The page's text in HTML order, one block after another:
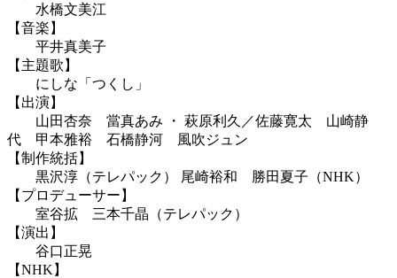
水橋文美江
【音楽】
平井真美子
【主題歌】
にしな「つくし」
【出演】
山田杏奈 當真あみ ・ 萩原利久／佐藤寛太 山崎静
代 甲本雅裕 石橋静河 風吹ジュン
【制作統括】
黒沢淳（テレパック） 尾崎裕和 勝田夏子（NHK）
【プロデューサー】
室谷拡 三本千晶（テレパック）
【演出】
谷口正晃
【NHK】